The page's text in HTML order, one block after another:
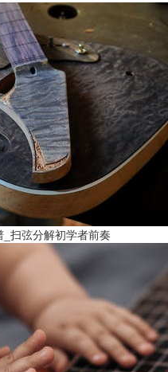
扫弦分解初学者前奏